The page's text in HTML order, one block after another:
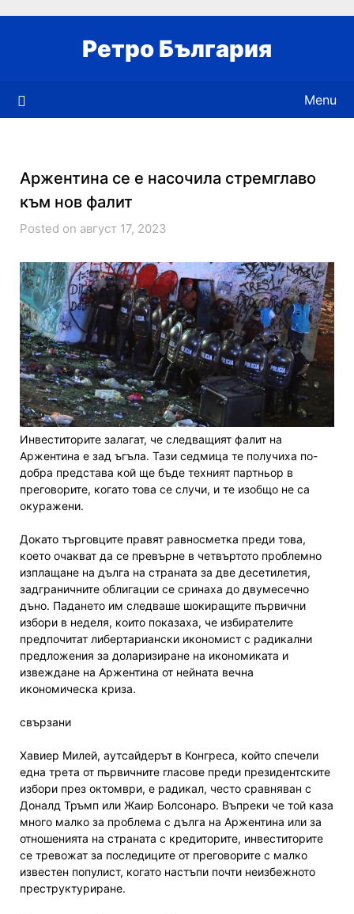
Ретро България
Menu
Аржентина се е насочила стремглаво
към нов фалит
Posted on август 17, 2023
Инвеститорите залагат, че следващият фалит на
Аржентина е зад ъгъла. Тази седмица те получиха по-
добра представа кой ще бъде техният партньор в
преговорите, когато това се случи, и те изобщо не са
окуражени.
Докато търговците правят равносметка преди това,
което очакват да се превърне в четвъртото проблемно
изплащане на дълга на страната за две десетилетия,
задграничните облигации се сринаха до двумесечно
дъно. Падането им следваше шокиращите първични
избори в неделя, които показаха, че избирателите
предпочитат либертариански икономист с радикални
предложения за доларизиране на икономиката и
извеждане на Аржентина от нейната вечна
икономическа криза.
свързани
Хавиер Милей, аутсайдерът в Конгреса, който спечели
една трета от първичните гласове преди президентските
избори през октомври, е радикал, често сравняван с
Доналд Тръмп или Жаир Болсонаро. Въпреки че той каза
много малко за проблема с дълга на Аржентина или за
отношенията на страната с кредиторите, инвеститорите
се тревожат за последиците от преговорите с малко
известен популист, когато настъпи почти неизбежното
преструктуриране.